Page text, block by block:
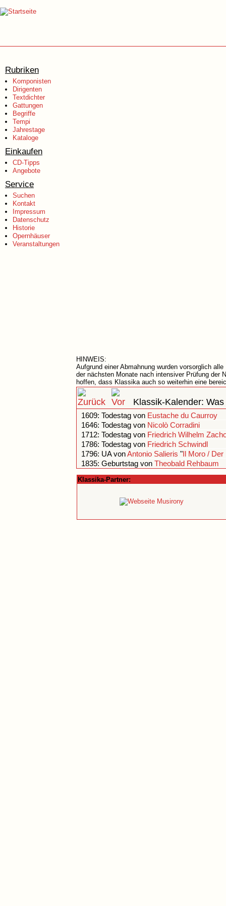
Rubriken
Komponisten
Dirigenten
Textdichter
Gattungen
Begriffe
Tempi
Jahrestage
Kataloge
Einkaufen
CD-Tipps
Angebote
Service
Suchen
Kontakt
Impressum
Datenschutz
Historie
Opernhäuser
Veranstaltungen
HINWEIS:
Aufgrund einer Abmahnung wurden vorsorglich
der nächsten Monate nach intensiver Prüfung der
hoffen, dass Klassika auch so weiterhin eine
Klassika-Partner: